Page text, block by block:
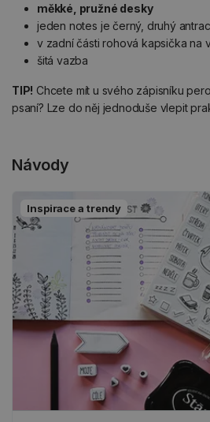
měkké, pružné desky
jeden notes je černý, druhý
v zadní části rohová kapsička na
šitá vazba
TIP! Chcete mít u svého zápisníku
psaní? Lze do něj jednoduše vlepit
Návody
Inspirace a trendy